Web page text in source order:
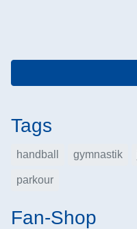
Tags
handball gymnastik
parkour
Fan-Shop